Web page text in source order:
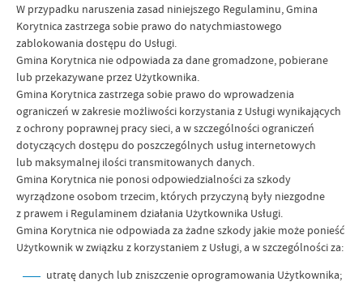
W przypadku naruszenia zasad niniejszego Regulaminu, Gmina
Korytnica zastrzega sobie prawo do natychmiastowego
zablokowania dostępu do Usługi.
Gmina Korytnica nie odpowiada za dane gromadzone, pobierane
lub przekazywane przez Użytkownika.
Gmina Korytnica zastrzega sobie prawo do wprowadzenia
ograniczeń w zakresie możliwości korzystania z Usługi wynikających
z ochrony poprawnej pracy sieci, a w szczególności ograniczeń
dotyczących dostępu do poszczególnych usług internetowych
lub maksymalnej ilości transmitowanych danych.
Gmina Korytnica nie ponosi odpowiedzialności za szkody
wyrządzone osobom trzecim, których przyczyną były niezgodne
z prawem i Regulaminem działania Użytkownika Usługi.
Gmina Korytnica nie odpowiada za żadne szkody jakie może ponieść
Użytkownik w związku z korzystaniem z Usługi, a w szczególności za:
utratę danych lub zniszczenie oprogramowania Użytkownika;